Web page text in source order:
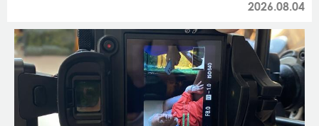
2026.08.04